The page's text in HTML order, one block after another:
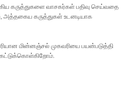
கருத்துகளை வாசகர்கள் பதிவு செய்வதை
அத்தகைய கருத்துகள் உடனடியாக
மின்னஞ்சல் முகவரியை பயன்படுத்தி